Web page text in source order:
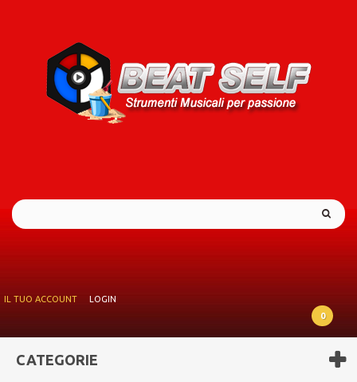
IL TUO ACCOUNT
LOGIN
0
CATEGORIE